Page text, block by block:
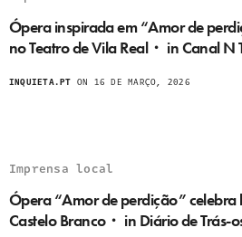
Ópera inspirada em “Amor de
no Teatro de Vila Real・ in Canal N
INQUIETA.PT ON 16 DE MARÇO, 2026
Imprensa local
Ópera “Amor de perdição”
Castelo Branco・ in Diário de Trás-